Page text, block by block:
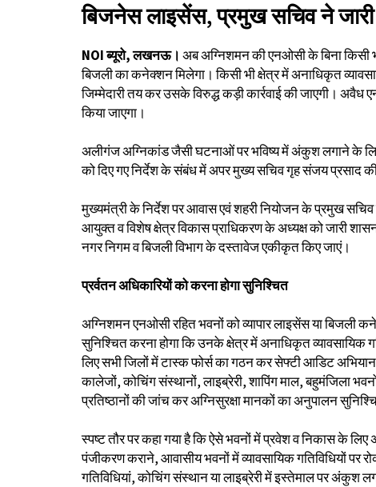
बिजनेस लाइसेंस, प्रमुख सचिव ने
NOI ब्यूरो, लखनऊ। अब अग्निशमन की एनओसी के बिना किसी
बिजली का कनेक्शन मिलेगा। किसी भी क्षेत्र में अनाधिकृत
जिम्मेदारी तय कर उसके विरुद्ध कड़ी कार्रवाई की जाएगी। अवैध
किया जाएगा।
अलीगंज अग्निकांड जैसी घटनाओं पर भविष्य में अंकुश लगाने के लिए
को दिए गए निर्देश के संबंध में अपर मुख्य सचिव गृह संजय प्रसाद
मुख्यमंत्री के निर्देश पर आवास एवं शहरी नियोजन के प्रमुख सचिव
आयुक्त व विशेष क्षेत्र विकास प्राधिकरण के अध्यक्ष को जारी
नगर निगम व बिजली विभाग के दस्तावेज एकीकृत किए जाएं।
प्रर्वतन अधिकारियों को करना होगा सुनिश्चित
अग्निशमन एनओसी रहित भवनों को व्यापार लाइसेंस या बिजली
सुनिश्चित करना होगा कि उनके क्षेत्र में अनाधिकृत व्यावसायिक
लिए सभी जिलों में टास्क फोर्स का गठन कर सेफ्टी आडिट
कालेजों, कोचिंग संस्थानों, लाइब्रेरी, शापिंग माल, बहुमंजिला
प्रतिष्ठानों की जांच कर अग्निसुरक्षा मानकों का अनुपालन
स्पष्ट तौर पर कहा गया है कि ऐसे भवनों में प्रवेश व निकास के
पंजीकरण कराने, आवासीय भवनों में व्यावसायिक गतिविधियों पर
गतिविधियां, कोचिंग संस्थान या लाइब्रेरी में इस्तेमाल पर अंकुश